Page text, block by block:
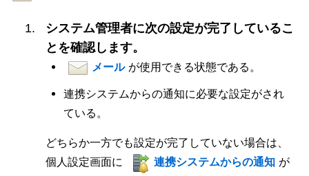
システム管理者に次の設定が完了しているこ
とを確認します。
メール が使用できる状態である。
連携システムからの通知に必要な設定がされ
ている。
どちらか一方でも設定が完了していない場合は、
個人設定画面に
連携システムからの通知 が